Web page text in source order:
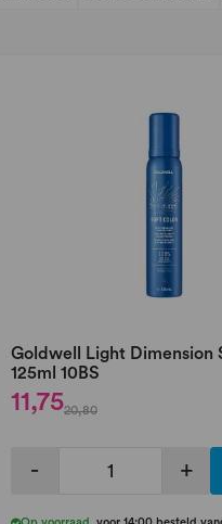
Goldwell Light Dimension
125ml 10BS
11,7520,80
- +